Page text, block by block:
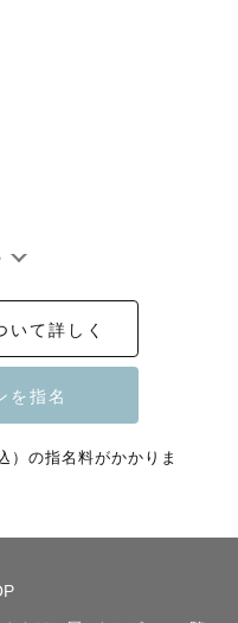
いて詳しく
の指名料がかかりま